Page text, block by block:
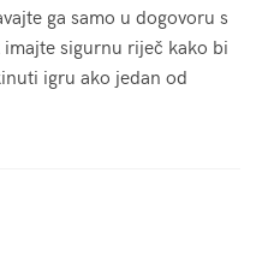
ga samo u dogovoru s
sigurnu riječ kako bi
igru ako jedan od